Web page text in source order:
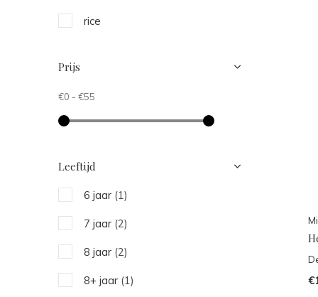
rice
Prijs
€0 - €55
Leeftijd
6 jaar (1)
7 jaar (2)
8 jaar (2)
8+ jaar (1)